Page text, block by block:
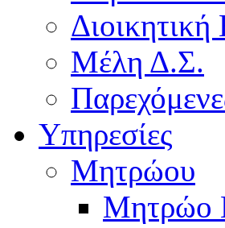
Διοικητική
Μέλη Δ.Σ.
Υπηρεσίες
Μητρώου
Μητρώο